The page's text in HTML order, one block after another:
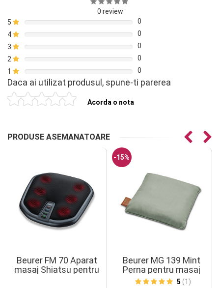
0 review
5
0
4
0
3
0
2
0
1
0
Daca ai utilizat produsul, spune-ti parerea
Acorda o nota
PRODUSE ASEMANATOARE
Beurer FM 70 Aparat
masaj Shiatsu pentru
-15%
Beurer MG 139 Mint
Perna pentru masaj
5 (1)